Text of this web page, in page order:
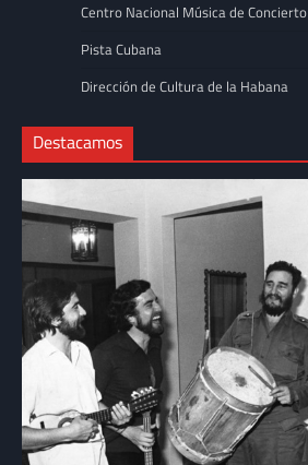
Centro Nacional Música de Concierto
Pista Cubana
Dirección de Cultura de la Habana
Destacamos